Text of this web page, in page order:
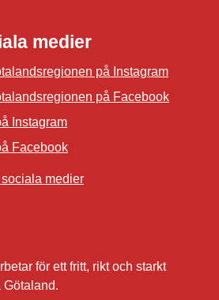
medier
på Instagram
på Facebook
Instagram
Facebook
medier
för ett fritt, rikt och starkt
Götaland.